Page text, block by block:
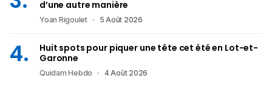
d’une autre manière
Yoan Rigoulet 5 Août 2026
Huit spots pour piquer une tête cet été en Lot-et-
Garonne
Quidam Hebdo 4 Août 2026